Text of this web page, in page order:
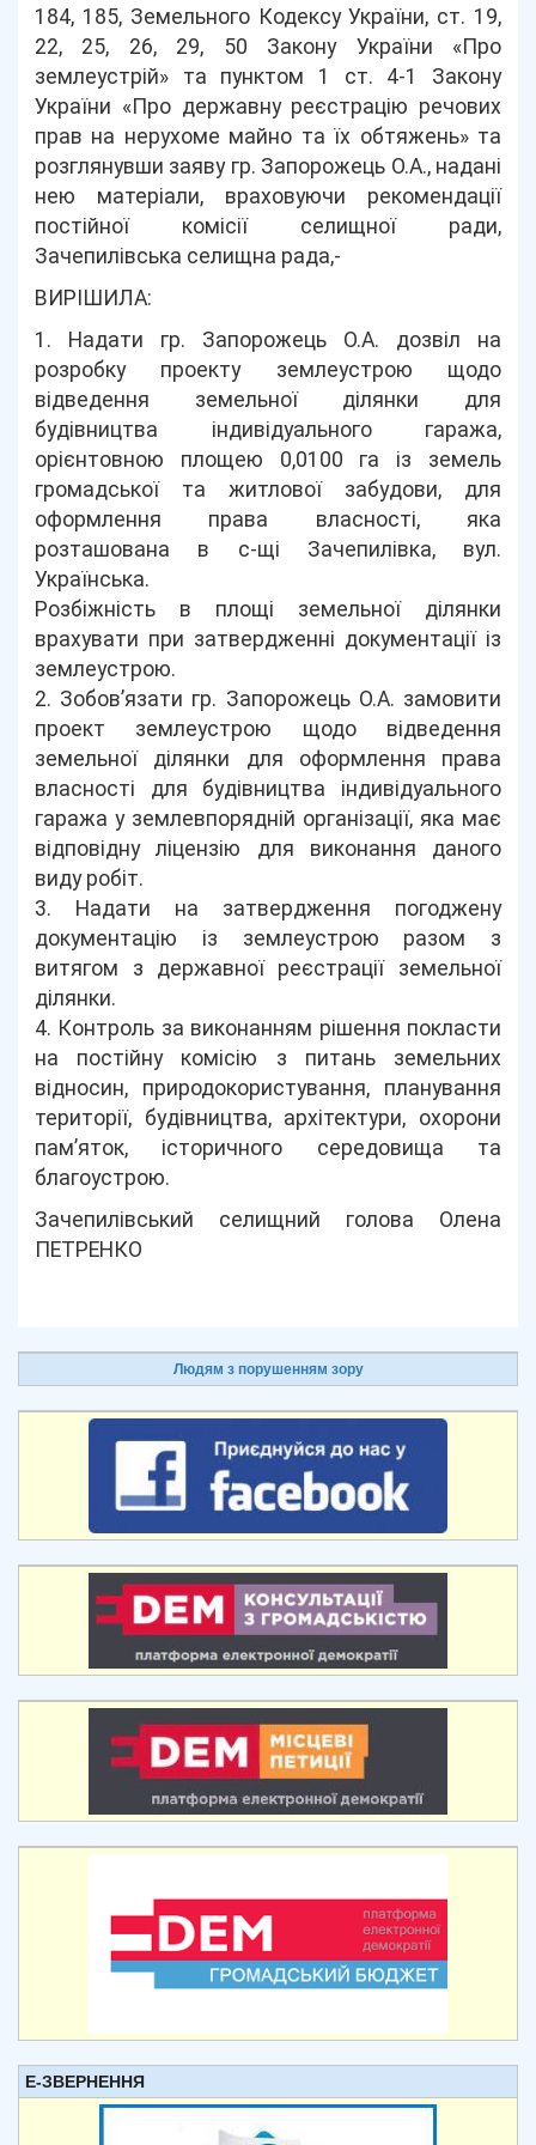
184, 185, Земельного Кодексу України, ст. 19,
22, 25, 26, 29, 50 Закону України «Про
землеустрій» та пунктом 1 ст. 4-1 Закону
України «Про державну реєстрацію речових
прав на нерухоме майно та їх обтяжень» та
розглянувши заяву гр. Запорожець О.А., надані
нею матеріали, враховуючи рекомендації
постійної комісії селищної ради,
Зачепилівська селищна рада,-
ВИРІШИЛА:
1. Надати гр. Запорожець О.А. дозвіл на
розробку проекту землеустрою щодо
відведення земельної ділянки для
будівництва індивідуального гаража,
орієнтовною площею 0,0100 га із земель
громадської та житлової забудови, для
оформлення права власності, яка
розташована в с-щі Зачепилівка, вул.
Українська.
Розбіжність в площі земельної ділянки
врахувати при затвердженні документації із
землеустрою.
2. Зобов’язати гр. Запорожець О.А. замовити
проект землеустрою щодо відведення
земельної ділянки для оформлення права
власності для будівництва індивідуального
гаража у землевпорядній організації, яка має
відповідну ліцензію для виконання даного
виду робіт.
3. Надати на затвердження погоджену
документацію із землеустрою разом з
витягом з державної реєстрації земельної
ділянки.
4. Контроль за виконанням рішення покласти
на постійну комісію з питань земельних
відносин, природокористування, планування
території, будівництва, архітектури, охорони
пам’яток, історичного середовища та
благоустрою.
Зачепилівський селищний голова Олена
ПЕТРЕНКО
Людям з порушенням зору
Е-ЗВЕРНЕННЯ